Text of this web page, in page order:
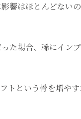
響はほとんどない
た場合、稀にイン
トという骨を増や